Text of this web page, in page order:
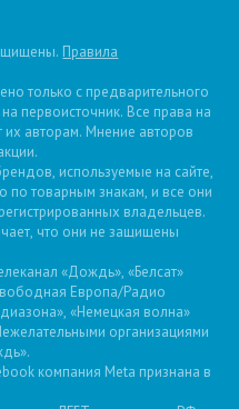
Правила
только с предварительного
первоисточник. Все права на
авторам. Мнение авторов
используемые на сайте,
по товарным знакам, и все они
владельцев.
что они не защищены
«Дождь», «Белсат»
Европа/Радио
«Немецкая волна»
организациями
компания Metа признана в